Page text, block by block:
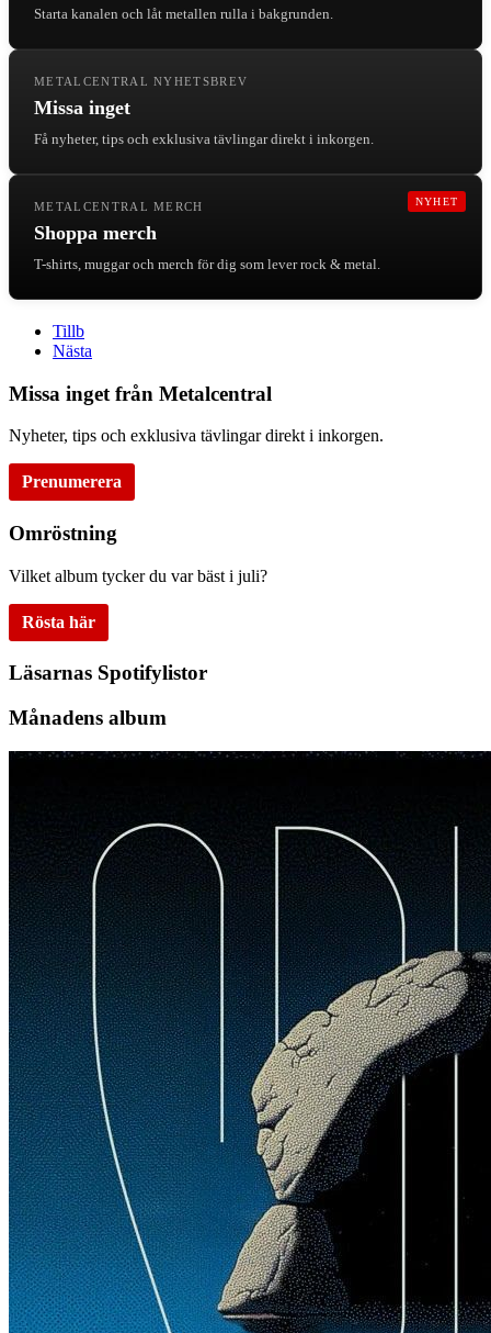
Starta kanalen och låt metallen rulla i bakgrunden.
METALCENTRAL NYHETSBREV
Missa inget
Få nyheter, tips och exklusiva tävlingar direkt i inkorgen.
NYHET
METALCENTRAL MERCH
Shoppa merch
T-shirts, muggar och merch för dig som lever rock & metal.
Tillb
Nästa
Missa inget från Metalcentral
Nyheter, tips och exklusiva tävlingar direkt i inkorgen.
Prenumerera
Omröstning
Vilket album tycker du var bäst i juli?
Rösta här
Läsarnas Spotifylistor
Månadens album